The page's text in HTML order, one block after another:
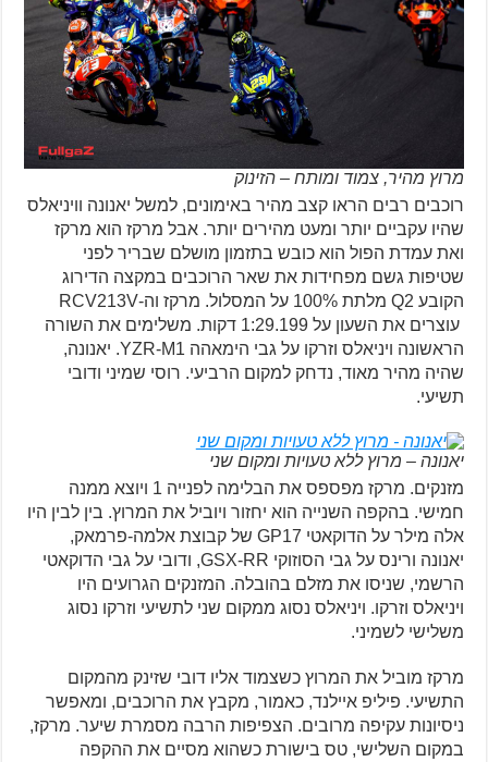
מרוץ מהיר, צמוד ומותח – הזינוק
רוכבים רבים הראו קצב מהיר באימונים, למשל יאנונה וויניאלס
שהיו עקביים יותר ומעט מהירים יותר. אבל מרקז הוא מרקז
ואת עמדת הפול הוא כובש בתזמון מושלם שבריר לפני
שטיפות גשם מפחידות את שאר הרוכבים במקצה הדירוג
הקובע Q2 מלתת 100% על המסלול. מרקז וה-RCV213V
עוצרים את השעון על 1:29.199 דקות. משלימים את השורה
הראשונה ויניאלס וזרקו על גבי הימאהה YZR-M1. יאנונה,
שהיה מהיר מאוד, נדחק למקום הרביעי. רוסי שמיני ודובי
תשיעי.
יאנונה – מרוץ ללא טעויות ומקום שני
מזנקים. מרקז מפספס את הבלימה לפנייה 1 ויוצא ממנה
חמישי. בהקפה השנייה הוא יחזור ויוביל את המרוץ. בין לבין היו
אלה מילר על הדוקאטי GP17 של קבוצת אלמה-פרמאק,
יאנונה ורינס על גבי הסוזוקי GSX-RR, ודובי על גבי הדוקאטי
הרשמי, שניסו את מזלם בהובלה. המזנקים הגרועים היו
ויניאלס וזרקו. ויניאלס נסוג ממקום שני לתשיעי וזרקו נסוג
משלישי לשמיני.
מרקז מוביל את המרוץ כשצמוד אליו דובי שזינק מהמקום
התשיעי. פיליפ איילנד, כאמור, מקבץ את הרוכבים, ומאפשר
ניסיונות עקיפה מרובים. הצפיפות הרבה מסמרת שיער. מרקז,
במקום השלישי, טס בישורת כשהוא מסיים את ההקפה